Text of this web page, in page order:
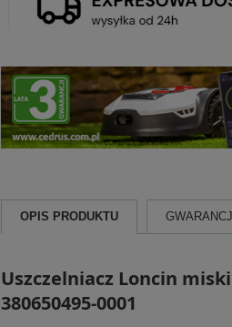
OPIS PRODUKTU
Uszczelniacz Loncin
380650495-0001